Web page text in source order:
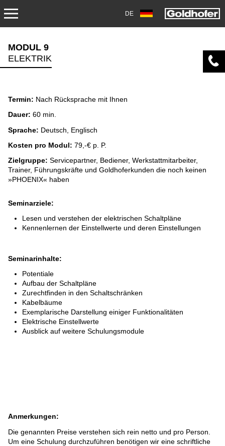
DE
TRANSPORT
OVERHAUL/REPARATUR
AIRPORT
ERSATZTEILE
SPEZIALWERKZEUGE
E-MOBILITY
MODUL 9
ELEKTRIK
Termin: Nach Rücksprache mit Ihnen
Dauer: 60 min.
Sprache: Deutsch, Englisch
Kosten pro Modul: 79,-€ p. P.
Zielgruppe: Servicepartner, Bediener, Werkstattmitarbeiter,
Trainer, Führungskräfte und Goldhoferkunden die noch keinen
»PHOENIX« haben
Seminarziele:
Lesen und verstehen der elektrischen Schaltpläne
Kennenlernen der Einstellwerte und deren Einstellungen
Seminarinhalte:
Potentiale
Aufbau der Schaltpläne
Zurechtfinden in den Schaltschränken
Kabelbäume
Exemplarische Darstellung einiger Funktionalitäten
Elektrische Einstellwerte
Ausblick auf weitere Schulungsmodule
Anmerkungen:
Die genannten Preise verstehen sich rein netto und pro Person.
Um eine Schulung durchzuführen benötigen wir eine schriftliche